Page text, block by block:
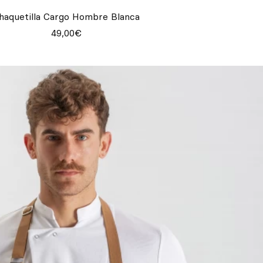
Cargo Hombre Blanca
49,00€